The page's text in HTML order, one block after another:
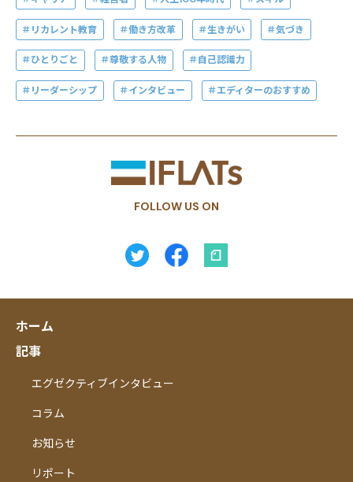
リカレント教育 働き方改革 生きがい 気づき
ひとりごと 尊敬する人物 自己認識力
リーダーシップ インタビュー エディターのおすすめ
FOLLOW US ON
ホーム
記事
エグゼクティブインタビュー
コラム
お知らせ
リポート